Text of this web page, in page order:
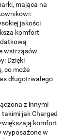
mająca na
jakości
komfort
wstrząsów
Dzięki
co może
długotrwałego
z innymi
jak Charged
komfort
wyposażone w